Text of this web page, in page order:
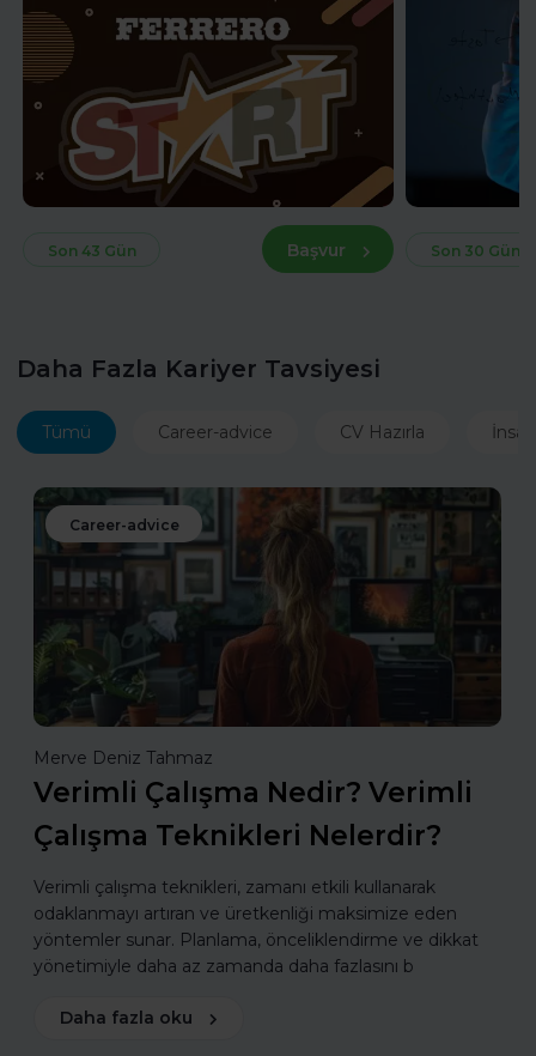
Son 43 Gün Başvur Son 30 Gün
Daha Fazla Kariyer Tavsiyesi
Tümü Career-advice CV Hazırla
Career-advice
Merve Deniz Tahmaz
Verimli Çalışma Nedir? Verimli
Çalışma Teknikleri Nelerdir?
Verimli çalışma teknikleri, zamanı etkili kullanarak
odaklanmayı artıran ve üretkenliği maksimize eden
yöntemler sunar. Planlama, önceliklendirme ve dikkat
yönetimiyle daha az zamanda daha fazlasını b
Daha fazla oku